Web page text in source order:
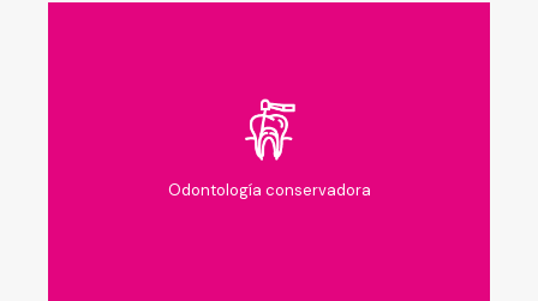
Odontología conservadora